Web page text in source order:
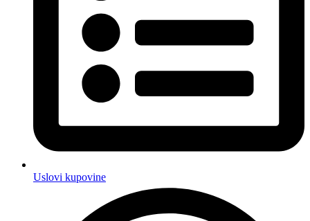
Uslovi kupovine